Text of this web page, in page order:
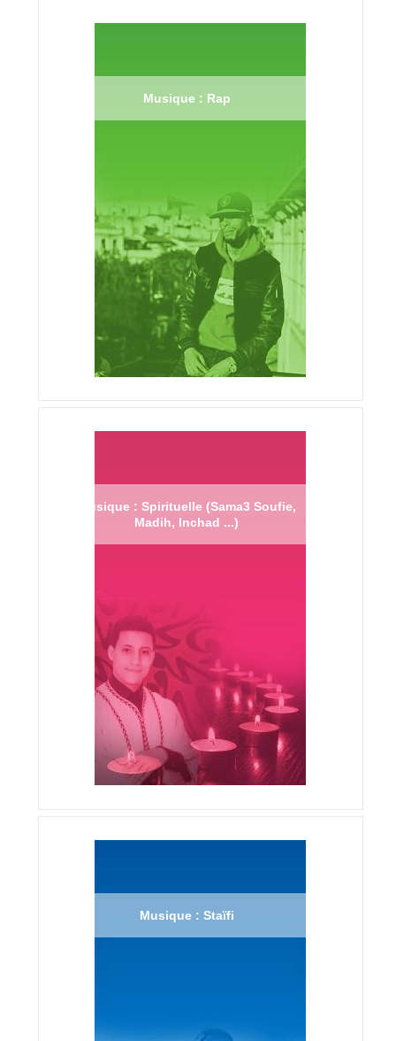
Musique : Rap
Musique : Spirituelle (Sama3 Soufie,
Madih, Inchad ...)
Musique : Staïfi